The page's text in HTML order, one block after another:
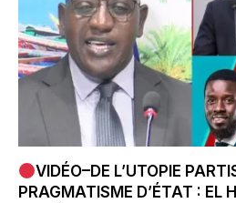
VIDÉO–DE L’UTOPIE
PRAGMATISME D’ÉTAT : EL